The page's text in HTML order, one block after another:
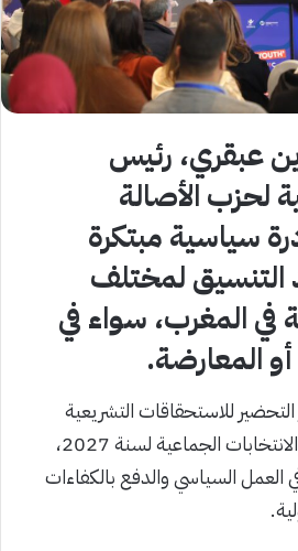
عبقري، رئيس
لحزب الأصالة
سياسية مبتكرة
لمختلف
في المغرب، سواء في
المعارضة.
للاستحقاقات التشريعية
المقررة في شتنبر 2026 والانتخابات الجماعية لسنة 2027،
السياسي والدفع بالكفاءات